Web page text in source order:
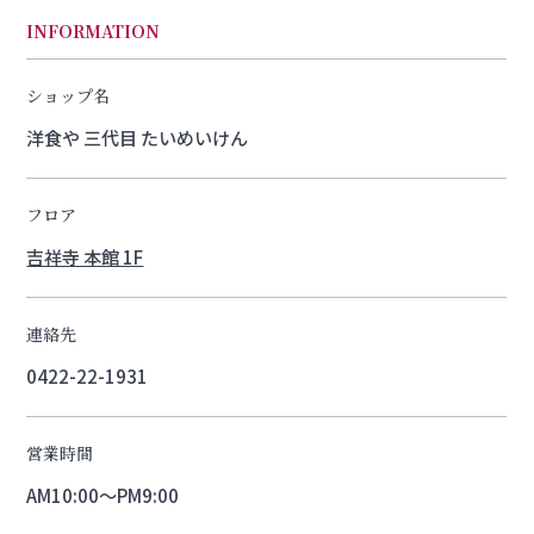
INFORMATION
ショップ名
洋食や 三代目 たいめいけん
フロア
吉祥寺 本館 1F
連絡先
0422-22-1931
営業時間
AM10:00〜PM9:00